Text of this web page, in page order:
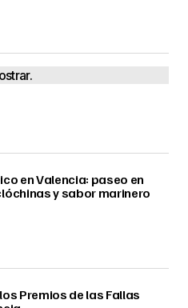
en Valencia: paseo en
y sabor marinero
Premios de las Fallas